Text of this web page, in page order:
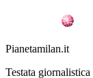
Pianetamilan.it
Testata